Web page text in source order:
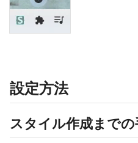
設定方法
スタイル作成までの